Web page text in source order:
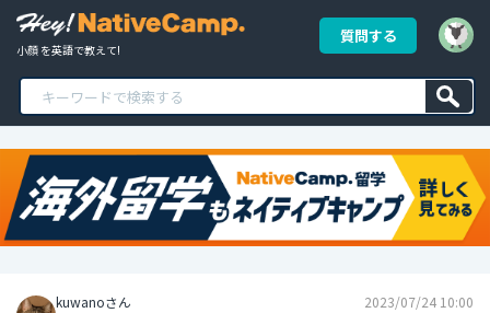
小顔 を英語で教えて!
質問する
kuwanoさん 2023/07/24 10:00